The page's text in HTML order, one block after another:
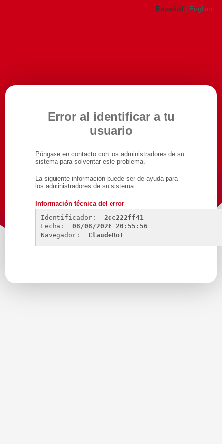
Español | English
Error al identificar a tu
usuario
Póngase en contacto con los administradores de su
sistema para solventar este problema.
La siguiente información puede ser de ayuda para
los administradores de su sistema:
Información técnica del error
Identificador:
2dc222ff41
Fecha:
08/08/2026 20:55:56
Navegador:
ClaudeBot